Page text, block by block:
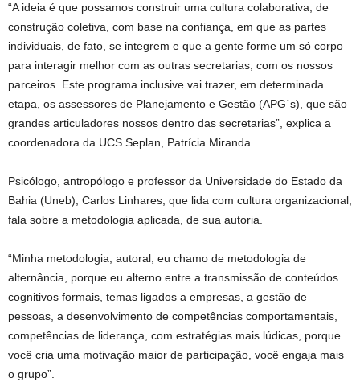
“A ideia é que possamos construir uma cultura colaborativa, de
construção coletiva, com base na confiança, em que as partes
individuais, de fato, se integrem e que a gente forme um só corpo
para interagir melhor com as outras secretarias, com os nossos
parceiros. Este programa inclusive vai trazer, em determinada
etapa, os assessores de Planejamento e Gestão (APG´s), que são
grandes articuladores nossos dentro das secretarias”, explica a
coordenadora da UCS Seplan, Patrícia Miranda.
Psicólogo, antropólogo e professor da Universidade do Estado da
Bahia (Uneb), Carlos Linhares, que lida com cultura organizacional,
fala sobre a metodologia aplicada, de sua autoria.
“Minha metodologia, autoral, eu chamo de metodologia de
alternância, porque eu alterno entre a transmissão de conteúdos
cognitivos formais, temas ligados a empresas, a gestão de
pessoas, a desenvolvimento de competências comportamentais,
competências de liderança, com estratégias mais lúdicas, porque
você cria uma motivação maior de participação, você engaja mais
o grupo”.